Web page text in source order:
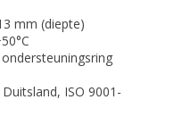
mm (diepte)
ISO 9001-